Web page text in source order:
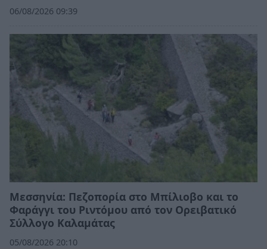
06/08/2026 09:39
Μεσσηνία: Πεζοπορία στο Μπίλιοβο και το
Φαράγγι του Ριντόμου από τον Ορειβατικό
Σύλλογο Καλαμάτας
05/08/2026 20:10